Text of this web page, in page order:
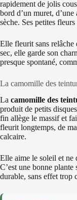
rapidement de jolis
bord d’un muret,
sèche. Ses petites
Elle fleurit sans relâche
sec, elle garde son
presque spontané,
La camomille des
La camomille des
produit de petits
fin allège le massif et
fleurit longtemps, de
calcaire.
Elle aime le soleil et ne
C’est une bonne
durable, sans effet trop